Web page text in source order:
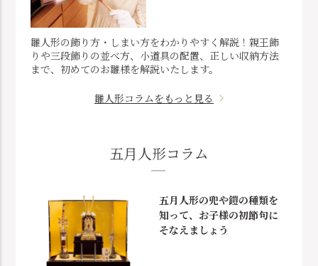
雛人形の飾り方・しまい方をわかりやすく解説！親王飾
りや三段飾りの並べ方、小道具の配置、正しい収納方法
まで、初めてのお雛様を解説いたします。
雛人形コラムをもっと見る
五月人形コラム
五月人形の兜や鎧の種類を
知って、お子様の初節句に
そなえましょう